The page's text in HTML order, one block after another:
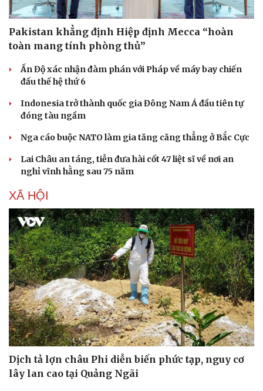
Nhi khoa
Nam khoa
Làm đẹp - giảm cân
Phòng mạch online
Pakistan khẳng định Hiệp định Mecca “hoàn
toàn mang tính phòng thủ”
Ấn Độ xác nhận đàm phán với Pháp về máy bay chiến
đấu thế hệ thứ 6
Indonesia trở thành quốc gia Đông Nam Á đầu tiên tự
đóng tàu ngầm
Nga cáo buộc NATO làm gia tăng căng thẳng ở Bắc Cực
Lai Châu an táng, tiễn đưa hài cốt 47 liệt sĩ về nơi an
nghỉ vĩnh hằng sau 75 năm
XÃ HỘI
Dịch tả lợn châu Phi diễn biến phức tạp, nguy cơ
lây lan cao tại Quảng Ngãi